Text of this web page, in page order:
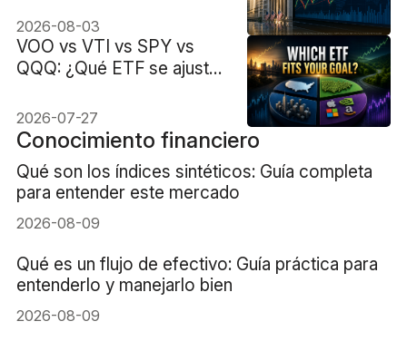
acciones subieron?
2026-08-03
VOO vs VTI vs SPY vs
QQQ: ¿Qué ETF se ajusta
2026-07-27
Conocimiento financiero
Qué son los índices sintéticos: Guía completa
para entender este mercado
2026-08-09
Qué es un flujo de efectivo: Guía práctica para
entenderlo y manejarlo bien
2026-08-09